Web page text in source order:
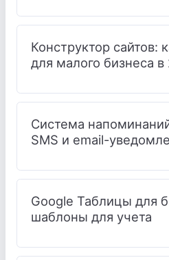
Конструктор сайтов:
для малого бизнеса в
Система
SMS и email-
Google Таблицы для
шаблоны для учета